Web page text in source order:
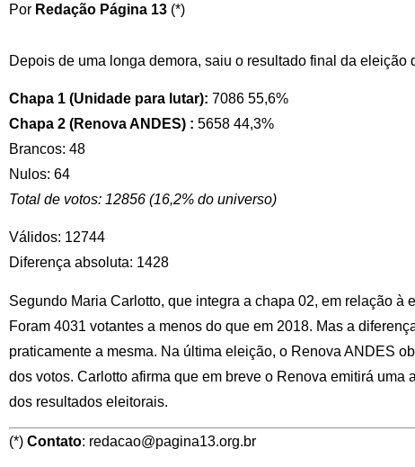
Por Redação Página 13 (*)
Depois de uma longa demora, saiu o resultado final da eleição
Chapa 1 (Unidade para lutar): 7086 55,6%
Chapa 2 (Renova ANDES) : 5658 44,3%
Brancos: 48
Nulos: 64
Total de votos: 12856 (16,2% do universo)
Válidos: 12744
Diferença absoluta: 1428
Segundo Maria Carlotto, que integra a chapa 02, em relação à
Foram 4031 votantes a menos do que em 2018. Mas a
praticamente a mesma. Na última eleição, o Renova ANDES
dos votos. Carlotto afirma que em breve o Renova emitirá uma
dos resultados eleitorais.
(*) Contato: redacao@pagina13.org.br